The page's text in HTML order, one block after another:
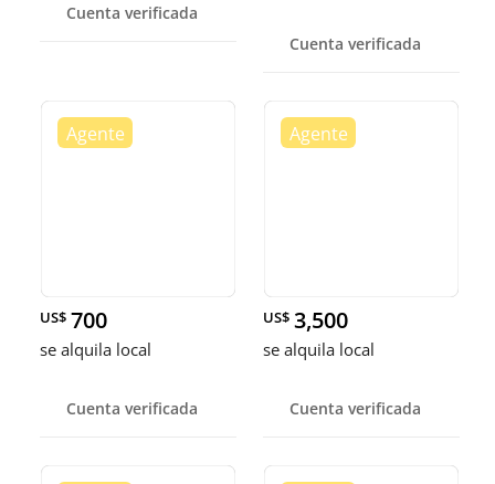
Cuenta verificada
Cuenta verificada
US$ 700
se alquila local
Cuenta verificada
US$ 3,500
se alquila local
Cuenta verificada